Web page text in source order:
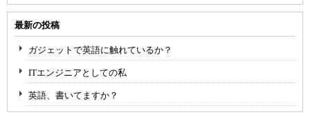
最新の投稿
ガジェットで英語に触れているか？
ITエンジニアとしての私
英語、書いてますか？